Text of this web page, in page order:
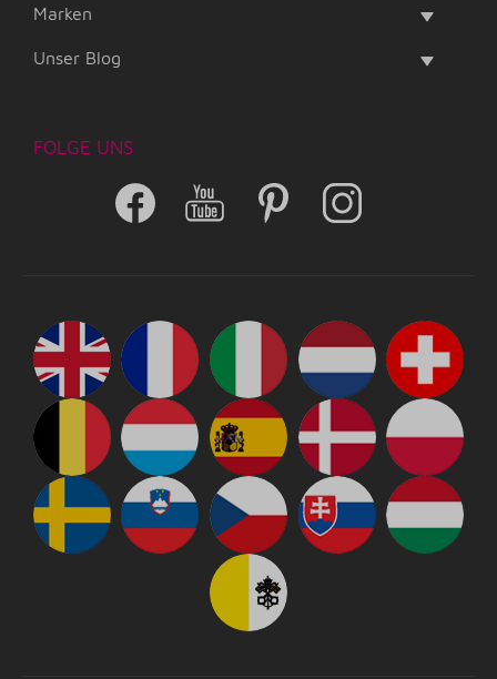
Marken
Unser Blog
FOLGE UNS